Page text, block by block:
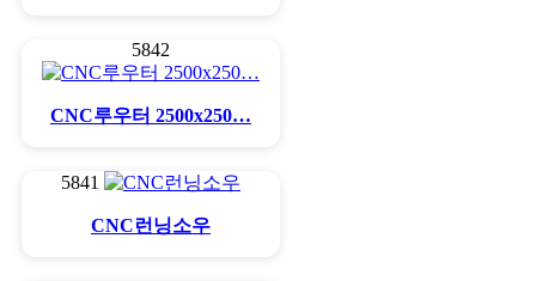
5842
CNC루우터 2500x250…
5841
CNC런닝소우